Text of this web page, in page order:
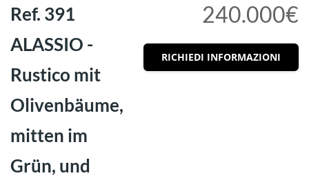
Ref. 391
ALASSIO -
Rustico mit
Olivenbäume,
mitten im
Grün, und
240.000€
RICHIEDI INFORMAZIONI